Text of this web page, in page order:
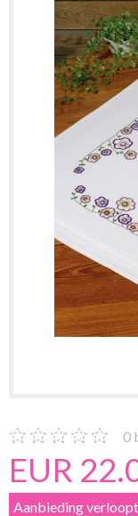
0
EUR
Aanbieding